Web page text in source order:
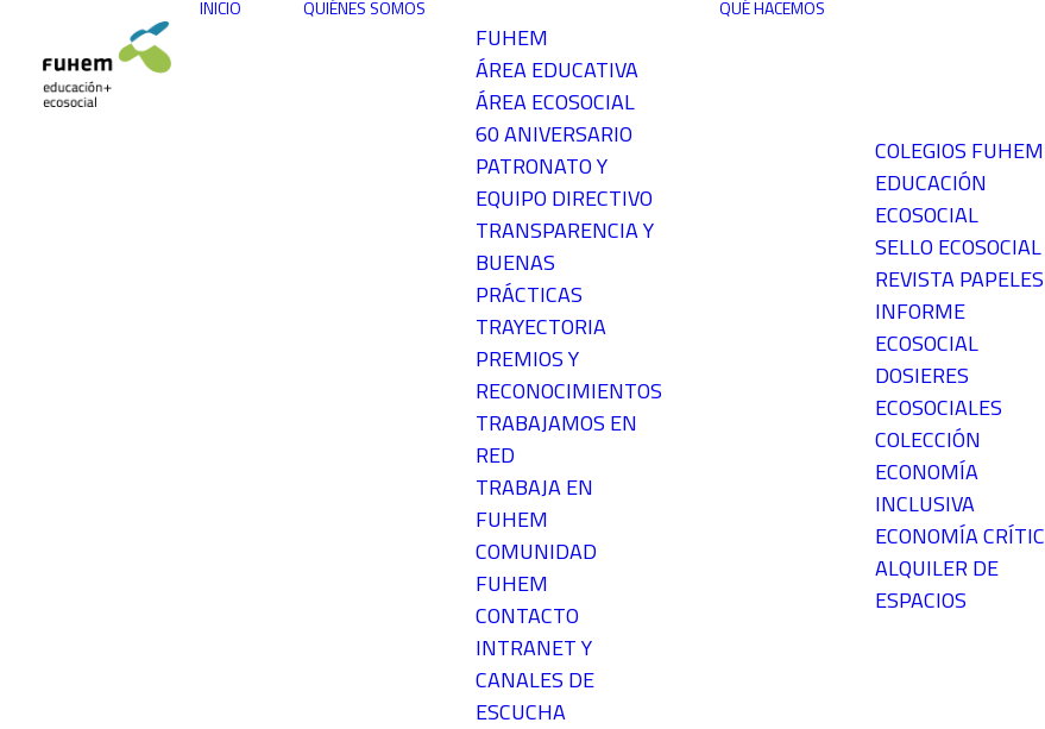
INICIO QUIÉNES SOMOS
FUHEM
ÁREA EDUCATIVA
ÁREA ECOSOCIAL
60 ANIVERSARIO
PATRONATO Y
EQUIPO DIRECTIVO
TRANSPARENCIA Y
BUENAS
PRÁCTICAS
TRAYECTORIA
PREMIOS Y
RECONOCIMIENTOS
TRABAJAMOS EN
RED
TRABAJA EN
FUHEM
COMUNIDAD
FUHEM
CONTACTO
INTRANET Y
CANALES DE
ESCUCHA
QUÉ HACEMOS
COLEGIOS FUHEM
EDUCACIÓN
ECOSOCIAL
SELLO ECOSOCIAL
REVISTA PAPELES
INFORME
ECOSOCIAL
DOSIERES
ECOSOCIALES
COLECCIÓN
ECONOMÍA
INCLUSIVA
ECONOMÍA
ALQUILER DE
ESPACIOS